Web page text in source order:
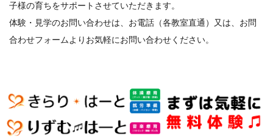
子様の育ちをサポートさせていただきます。
体験・見学のお問い合わせは、お電話（各教室直通）又は、お問
合わせフォームよりお気軽にお問い合わせください。